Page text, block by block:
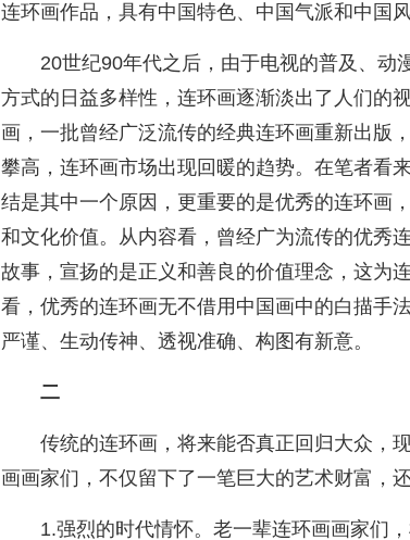
连环画作品，具有中国特色、中国气派和中国
20世纪90年代之后，由于电视的普及、动
方式的日益多样性，连环画逐渐淡出了人们的
画，一批曾经广泛流传的经典连环画重新出版
攀高，连环画市场出现回暖的趋势。在笔者看
结是其中一个原因，更重要的是优秀的连环画
和文化价值。从内容看，曾经广为流传的优秀
故事，宣扬的是正义和善良的价值理念，这为
看，优秀的连环画无不借用中国画中的白描手
严谨、生动传神、透视准确、构图有新意。
二
传统的连环画，将来能否真正回归大众，
画画家们，不仅留下了一笔巨大的艺术财富，
1.强烈的时代情怀。老一辈连环画画家们